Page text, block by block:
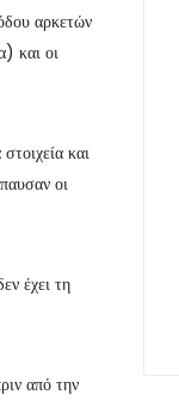
αρκετών
και οι
και
οι
έχει τη
από την